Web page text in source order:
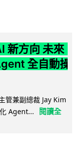
新方向 未來
全自動操
管兼副總裁 Jay Kim
Agent...
閱讀全